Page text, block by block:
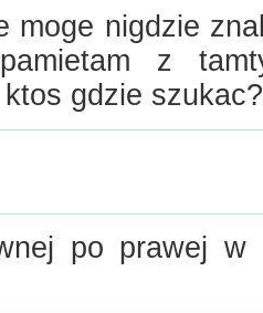
moge nigdzie
z
gdzie
po prawej